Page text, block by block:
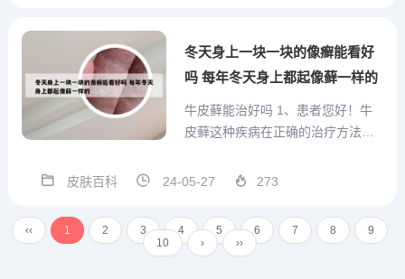
宝身上的水分，再涂上非油性的润
冬天身上一块一块的像癣能看好
吗 每年冬天身上都起像藓一样的
牛皮藓能治好吗 1、患者您好！牛
皮藓这种疾病在正确的治疗方法和
可以治跟的，你要有这个信心和毅
藓的专科医院--武警天津总队医院牛
皮癣治疗中心。2、你好！牛皮癣是
皮肤百科 24-05-27 273
‹‹ 1 2 3 4 5 6 7 8
9
10
› ››